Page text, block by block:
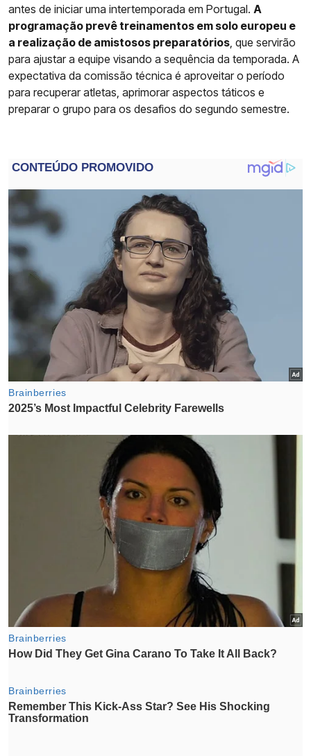
antes de iniciar uma intertemporada em Portugal. A
programação prevê treinamentos em solo europeu e
a realização de amistosos preparatórios , que servirão
para ajustar a equipe visando a sequência da temporada. A
expectativa da comissão técnica é aproveitar o período
para recuperar atletas, aprimorar aspectos táticos e
preparar o grupo para os desafios do segundo semestre.